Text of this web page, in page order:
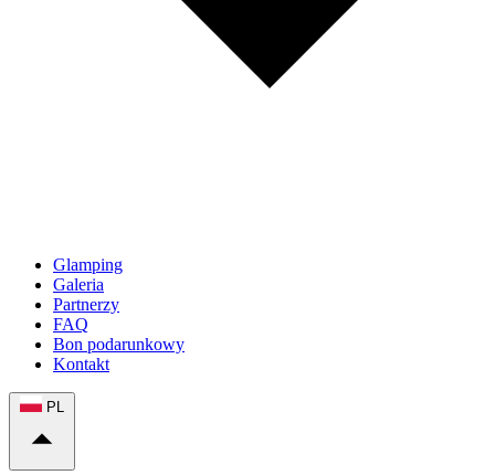
Glamping
Galeria
Partnerzy
FAQ
Bon podarunkowy
Kontakt
PL